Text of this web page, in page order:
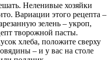
Неленивые хозяйки
Вариации этого рецепта –
зелень – укроп,
творожной пасты.
хлеба, положите сверху
– и у вас на столе